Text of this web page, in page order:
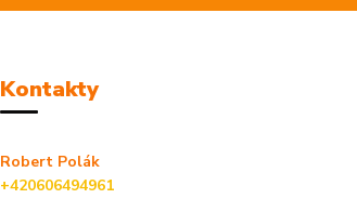
Kontakty
Robert Polák
+420606494961